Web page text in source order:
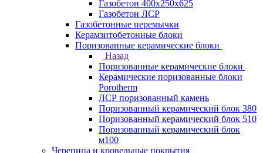
Газобетон 400х250х625
Газобетон ЛСР
Газобетонные перемычки
Керамзитобетонные блоки
Поризованные керамические блоки
Назад
Поризованные керамические блоки
Керамические поризованные блоки
Porotherm
ЛСР поризованный камень
Поризованный керамический блок 380
Поризованный керамический блок 510
Поризованный керамический блок
м100
Черепица и кровельные покрытия